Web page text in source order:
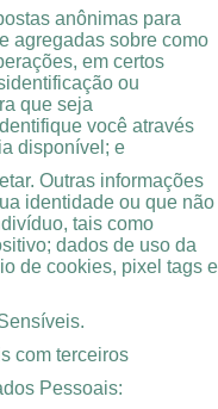
anônimas para
agregadas sobre como
em certos
ou
que seja
você através
disponível; e
Outras informações
identidade ou que não
tais como
dados de uso da
de cookies, pixel tags e
com terceiros
Pessoais: